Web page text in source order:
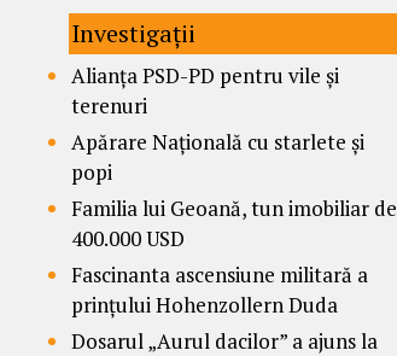
Investigații
Alianța PSD-PD pentru vile și
terenuri
Apărare Națională cu starlete și
popi
Familia lui Geoană, tun imobiliar de
400.000 USD
Fascinanta ascensiune militară a
prințului Hohenzollern Duda
Dosarul „Aurul dacilor” a ajuns la